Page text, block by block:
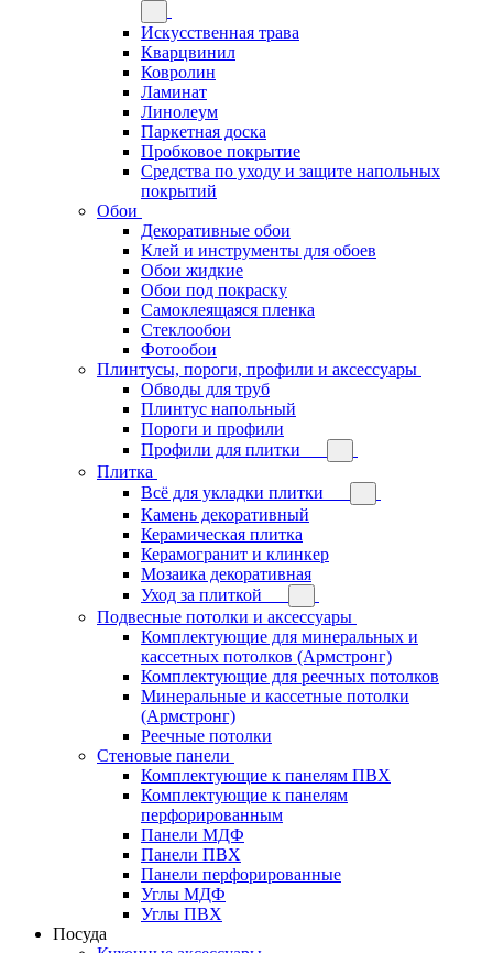
Искусственная трава
Кварцвинил
Ковролин
Ламинат
Линолеум
Паркетная доска
Пробковое покрытие
Средства по уходу и защите напольных
покрытий
Обои
Декоративные обои
Клей и инструменты для обоев
Обои жидкие
Обои под покраску
Самоклеящаяся пленка
Стеклообои
Фотообои
Плинтусы, пороги, профили и аксессуары
Обводы для труб
Плинтус напольный
Пороги и профили
Профили для плитки
Плитка
Всё для укладки плитки
Камень декоративный
Керамическая плитка
Керамогранит и клинкер
Мозаика декоративная
Уход за плиткой
Подвесные потолки и аксессуары
Комплектующие для минеральных и
кассетных потолков (Армстронг)
Комплектующие для реечных потолков
Минеральные и кассетные потолки
(Армстронг)
Реечные потолки
Стеновые панели
Комплектующие к панелям ПВХ
Комплектующие к панелям
перфорированным
Панели МДФ
Панели ПВХ
Панели перфорированные
Углы МДФ
Углы ПВХ
Посуда